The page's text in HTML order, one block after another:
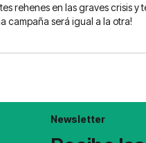
rehenes en las graves crisis
campaña será igual a la otra!
Newsletter